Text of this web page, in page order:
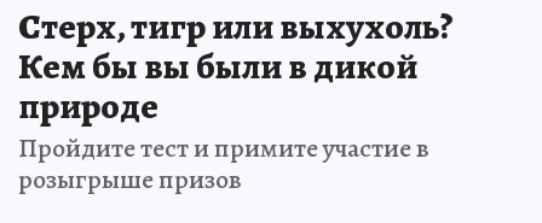
Стерх, тигр или выхухоль?
Кем бы вы были в дикой
природе
Пройдите тест и примите участие в
розыгрыше призов